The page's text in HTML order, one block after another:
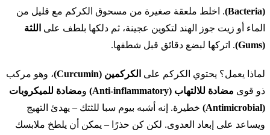
(Bacteria)
. اخلط ملعقة صغيرة من مسحوق الكركم مع قليل من
الماء أو زيت جوز الهند لتكوين عجينة، ثم دلكها بلطف على اللثة
(Gums)
. اتركها لبضع دقائق قبل شطفها.
لماذا يعمل؟ يحتوي الكركم على الكركمين (Curcumin)
، وهو مركب
ذو قوى مضادة للالتهاب (Anti-inflammatory) ومضادة للميكروبات
(Antimicrobial)
خطيرة. إنه أشبه بيوم سبا للثتك – يهدئ التهيج
ويساعد على إبعاد العدوى. لكن كن حذرًا – يمكن أن يلطخ ملابسك